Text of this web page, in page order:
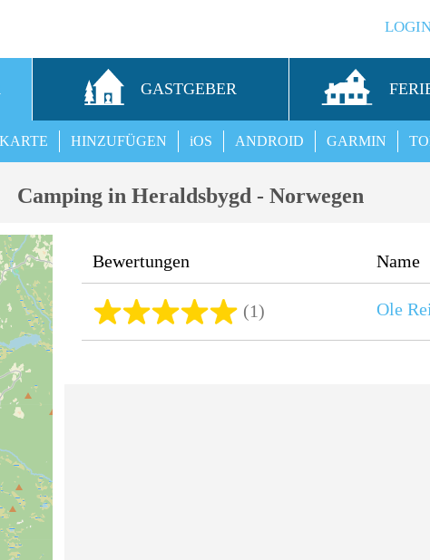
GASTGEBER
GARMIN
ANDROID
iOS
HINZUFÜGEN
KARTE
Camping in Heraldsbygd - Norwegen
Bewertungen Name
(1) Ole